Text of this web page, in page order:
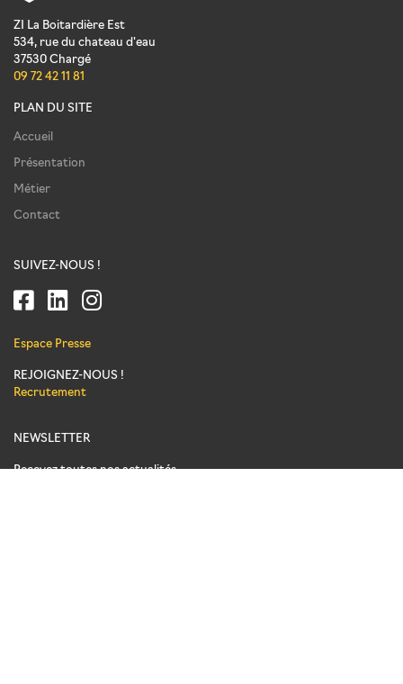
ZI La Boitardière Est
534, rue du chateau d'eau
37530 Chargé
09 72 42 11 81
PLAN DU SITE
Accueil
Présentation
Métier
Contact
SUIVEZ-NOUS !
Espace Presse
REJOIGNEZ-NOUS !
Recrutement
NEWSLETTER
Recevez toutes nos actualités